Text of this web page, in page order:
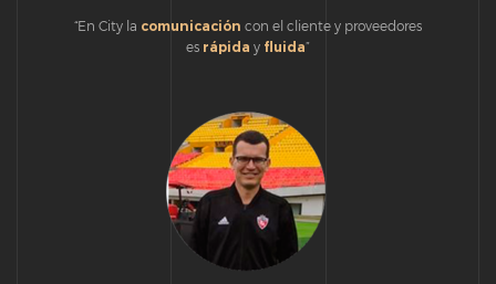
“En City la comunicación con el cliente y proveedores
es rápida y fluida”